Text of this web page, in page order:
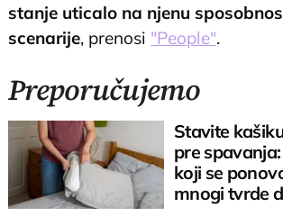
stanje uticalo na njenu
scenarije, prenosi "People".
Preporučujemo
Stavite
pre
koji se
mnogi tvrde